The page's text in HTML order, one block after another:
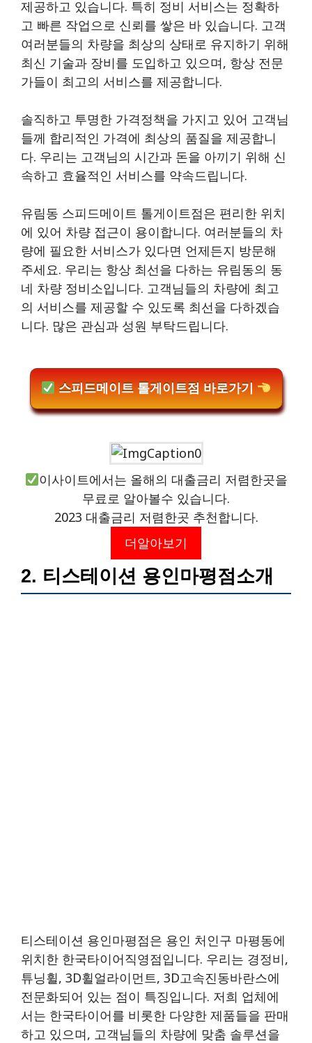
제공하고 있습니다. 특히 정비 서비스는 정확하
고 빠른 작업으로 신뢰를 쌓은 바 있습니다. 고객
여러분들의 차량을 최상의 상태로 유지하기 위해
최신 기술과 장비를 도입하고 있으며, 항상 전문
가들이 최고의 서비스를 제공합니다.
솔직하고 투명한 가격정책을 가지고 있어 고객님
들께 합리적인 가격에 최상의 품질을 제공합니
다. 우리는 고객님의 시간과 돈을 아끼기 위해 신
속하고 효율적인 서비스를 약속드립니다.
유림동 스피드메이트 톨게이트점은 편리한 위치
에 있어 차량 접근이 용이합니다. 여러분들의 차
량에 필요한 서비스가 있다면 언제든지 방문해
주세요. 우리는 항상 최선을 다하는 유림동의 동
네 차량 정비소입니다. 고객님들의 차량에 최고
의 서비스를 제공할 수 있도록 최선을 다하겠습
니다. 많은 관심과 성원 부탁드립니다.
스피드메이트 톨게이트점 바로가기
이사이트에서는 올해의 대출금리 저렴한곳을
무료로 알아볼수 있습니다.
2023 대출금리 저렴한곳 추천합니다.
더알아보기
2. 티스테이션 용인마평점소개
티스테이션 용인마평점은 용인 처인구 마평동에
위치한 한국타이어직영점입니다. 우리는 경정비,
튜닝휠, 3D휠얼라이먼트, 3D고속진동바란스에
전문화되어 있는 점이 특징입니다. 저희 업체에
서는 한국타이어를 비롯한 다양한 제품들을 판매
하고 있으며, 고객님들의 차량에 맞춤 솔루션을